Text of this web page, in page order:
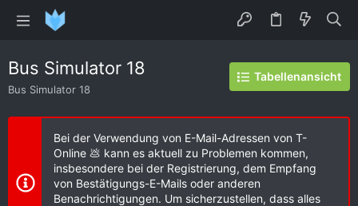
Bus Simulator 18
Bus Simulator 18
Tabellenansicht
Bei der Verwendung von E-Mail-Adressen von T-
Online 💩 kann es aktuell zu Problemen kommen,
insbesondere bei der Registrierung, dem Empfang
von Bestätigungs-E-Mails oder anderen
Benachrichtigungen. Um sicherzustellen, dass alles